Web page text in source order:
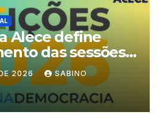
Alece define
das sessões
eleitoral
2026 SABINO